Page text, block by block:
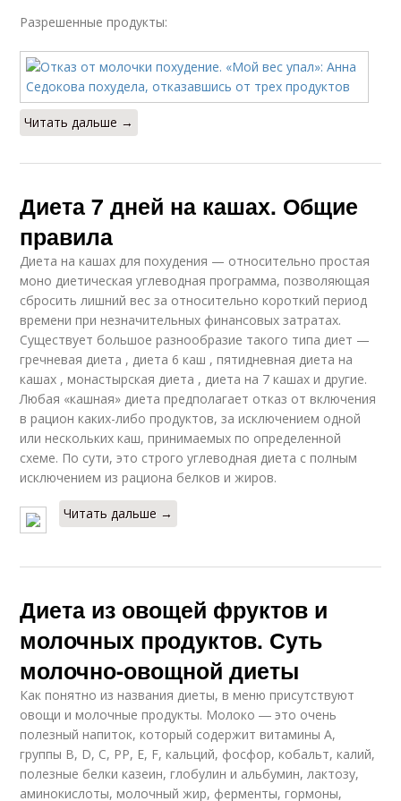
Разрешенные продукты:
Читать дальше →
Диета 7 дней на кашах. Общие
правила
Диета на кашах для похудения — относительно простая
моно диетическая углеводная программа, позволяющая
сбросить лишний вес за относительно короткий период
времени при незначительных финансовых затратах.
Существует большое разнообразие такого типа диет —
гречневая диета , диета 6 каш , пятидневная диета на
кашах , монастырская диета , диета на 7 кашах и другие.
Любая «кашная» диета предполагает отказ от включения
в рацион каких-либо продуктов, за исключением одной
или нескольких каш, принимаемых по определенной
схеме. По сути, это строго углеводная диета с полным
исключением из рациона белков и жиров.
Читать дальше →
Диета из овощей фруктов и
молочных продуктов. Суть
молочно-овощной диеты
Как понятно из названия диеты, в меню присутствуют
овощи и молочные продукты. Молоко ― это очень
полезный напиток, который содержит витамины А,
группы В, D, С, РР, Е, F, кальций, фосфор, кобальт, калий,
полезные белки казеин, глобулин и альбумин, лактозу,
аминокислоты, молочный жир, ферменты, гормоны,